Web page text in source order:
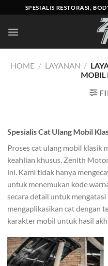
to
content
SPESIALIS RESTORASI,
HOME / LAYANAN /
MOBIL
Spesialis Cat Ulang Mobil
Proses cat ulang mobil klasik
keahlian khusus. Zenith
ini. Kami tidak hanya
untuk menemukan kode
secara detail untuk mengatasi
mengaplikasikan cat dengan
karakter mobil untuk hasil